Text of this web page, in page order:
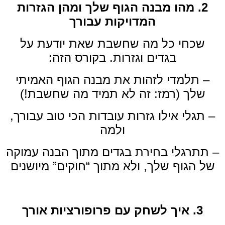
2. מהו מבנה הגוף שלך ומהן הגזרות
המדויקות עבורך
שכחי כל מה שחשבת שאת יודעת על
בגדים וגזרות. בקורס הזה:
– תלמדי לזהות את מבנה הגוף האמיתי
שלך (רמז: זה לא תמיד מה שחשבת!)
– תגלי אילו גזרות עובדות הכי טוב עבורך,
ולמה
– תתרגלי בחירת בגדים מתוך הבנה עמוקה
של הגוף שלך, ולא מתוך “חוקים” מיושנים
3. איך לשחק עם פרופורציות אורך